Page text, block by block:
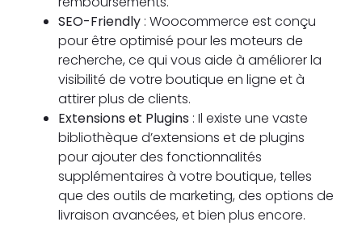
SEO-Friendly : Woocommerce est conçu
pour être optimisé pour les moteurs de
recherche, ce qui vous aide à améliorer la
visibilité de votre boutique en ligne et à
attirer plus de clients.
Extensions et Plugins : Il existe une vaste
bibliothèque d’extensions et de plugins
pour ajouter des fonctionnalités
supplémentaires à votre boutique, telles
que des outils de marketing, des options de
livraison avancées, et bien plus encore.